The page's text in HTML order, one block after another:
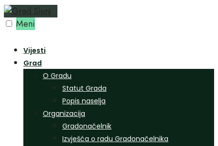
Preskoči
na Meni
Vijesti
Grad
O Gradu
Statut Grada
Popis naselja
Organizacija
Gradonačelnik
Izvješća o radu Gradonačelnika